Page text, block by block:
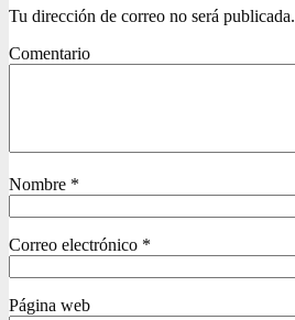
Tu dirección de correo no será publicada.
Comentario
Nombre *
Correo electrónico *
Página web